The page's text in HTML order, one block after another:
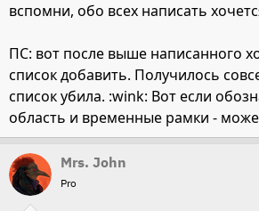
вспомни, обо всех написать
ПС: вот после выше написанного
список добавить. Получилось
список убила. :wink: Вот если
область и временные рамки -
Mrs. John
Pro